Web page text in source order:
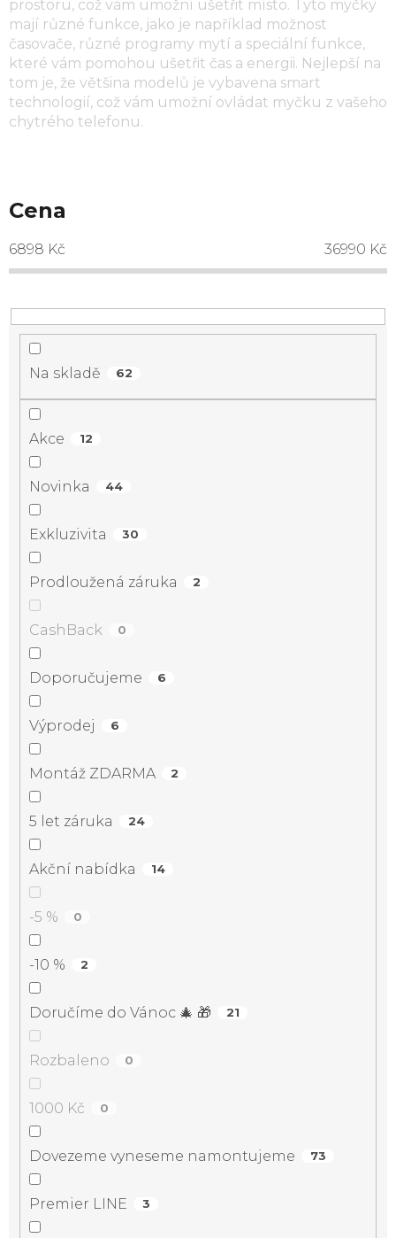
prostoru, což vám umožní ušetřit místo. Tyto myčky
mají různé funkce, jako je například možnost
časovače, různé programy mytí a speciální funkce,
které vám pomohou ušetřit čas a energii. Nejlepší na
tom je, že většina modelů je vybavena smart
technologií, což vám umožní ovládat myčku z vašeho
chytrého telefonu.
Cena
6898 Kč 36990 Kč
Na skladě 62
Akce 12
Novinka 44
Exkluzivita 30
Prodloužená záruka 2
CashBack 0
Doporučujeme 6
Výprodej 6
Montáž ZDARMA 2
5 let záruka 24
Akční nabídka 14
-5 % 0
-10 % 2
Doručíme do Vánoc 🎄 🎁 21
Rozbaleno 0
1000 Kč 0
Dovezeme vyneseme namontujeme 73
Premier LINE 3